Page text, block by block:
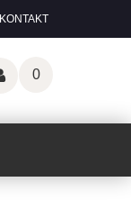
KONTAKT
0